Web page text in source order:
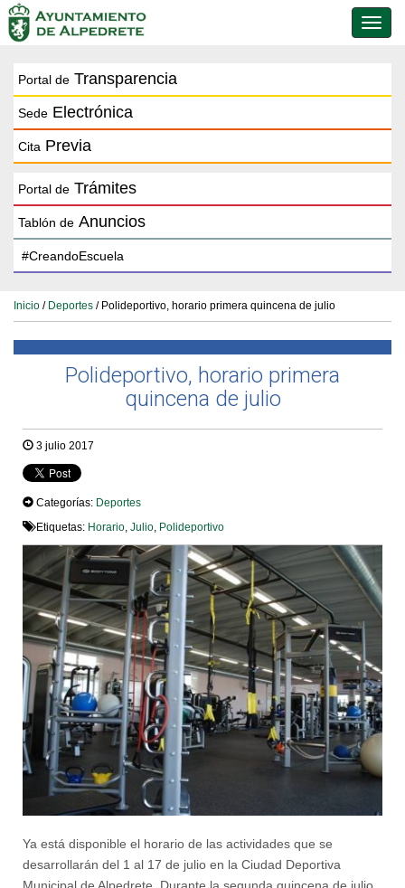
de
Portal de Transparencia
Sede Electrónica
Cita Previa
Portal de Trámites
Tablón de Anuncios
Inicio / Deportes / Polideportivo, horario primera quincena de julio
Polideportivo, horario primera
quincena de julio
3 julio 2017
Categorías: Deportes
Etiquetas: Horario Julio Polideportivo
Ya está disponible el horario de las actividades que se
desarrollarán del 1 al 17 de julio en la Ciudad Deportiva